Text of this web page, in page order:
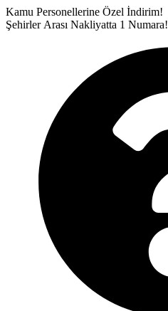
İçeriğe
atla
Kamu Personellerine Özel İndirim!
Şehirler Arası Nakliyatta 1 Numara!